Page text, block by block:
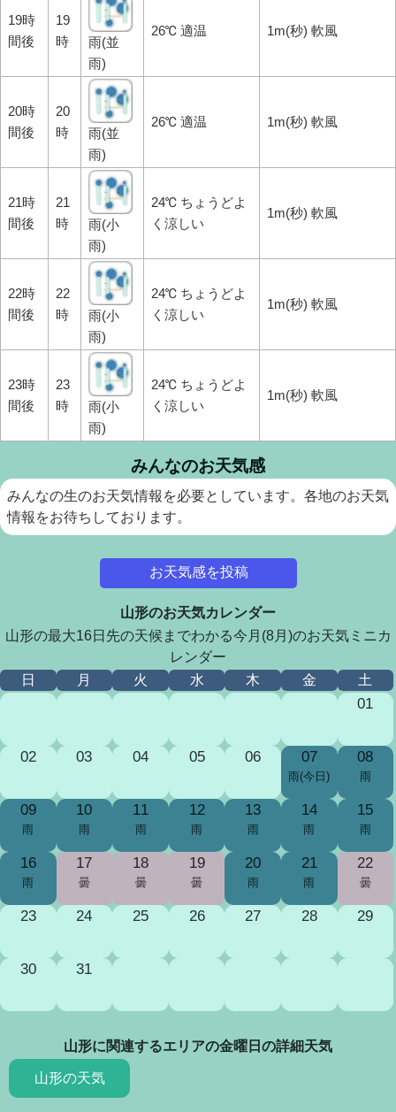
19時
間後
19
時
雨(並
雨)
26℃ 適温 1m(秒) 軟風
20時
間後
20
時
雨(並
雨)
26℃ 適温 1m(秒) 軟風
21時
間後
21
時
雨(小
雨)
24℃ ちょうどよ
く涼しい
1m(秒) 軟風
22時
間後
22
時
雨(小
雨)
24℃ ちょうどよ
く涼しい
1m(秒) 軟風
23時
間後
23
時
雨(小
雨)
24℃ ちょうどよ
く涼しい
1m(秒) 軟風
みんなのお天気感
みんなの生のお天気情報を必要としています。各地のお天気
情報をお待ちしております。
お天気感を投稿
山形のお天気カレンダー
山形の最大16日先の天候までわかる今月(8月)のお天気ミニカ
レンダー
日
月 火 水 木 金 土
01
02 03 04 05 06 07
雨(今日)
08
雨
09
雨
10
雨
11
雨
12
雨
13
雨
14
雨
15
雨
16
雨
17
曇
18
曇
19
曇
20
雨
21
雨
22
曇
23 24 25 26 27 28 29
30 31
山形に関連するエリアの金曜日の詳細天気
山形の天気